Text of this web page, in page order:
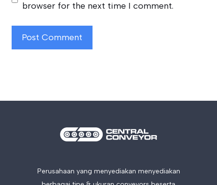
browser for the next time I comment.
Perusahaan yang menyediakan menyediakan